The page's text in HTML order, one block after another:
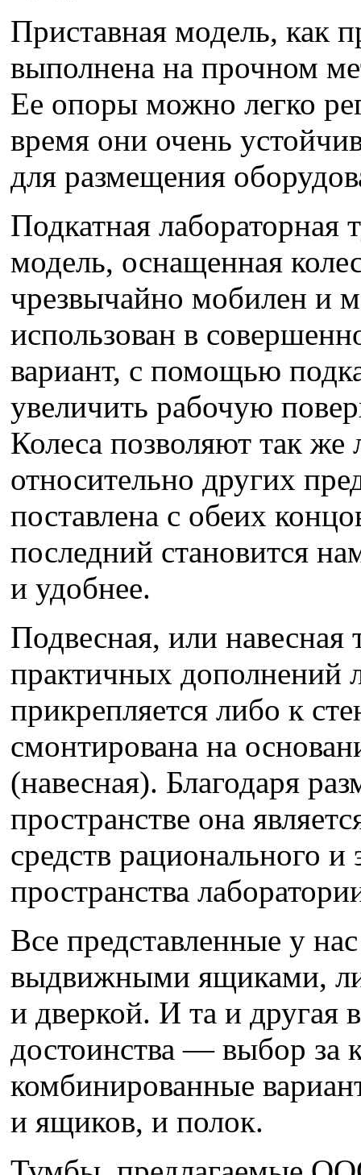
Приставная модель, как
выполнена на прочном
Ее опоры можно легко
время они очень
для размещения
Подкатная
модель, оснащенная
чрезвычайно мобилен и
использован в
вариант, с помощью
увеличить рабочую
Колеса позволяют так же
относительно других
поставлена с обеих
последний становится
и удобнее.
Подвесная, или
практичных дополнений
прикрепляется либо к
смонтирована на
(навесная). Благодаря
пространстве она
средств рационального
пространства
Все представленные у
выдвижными ящиками,
и дверкой. И та и другая
достоинства — выбор за
комбинированные
и ящиков, и полок.